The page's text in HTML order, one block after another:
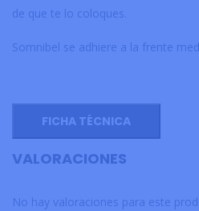
de que te lo coloques.
Somnibel se adhiere a la frente
FICHA TÉCNICA
VALORACIONES
No hay valoraciones para este